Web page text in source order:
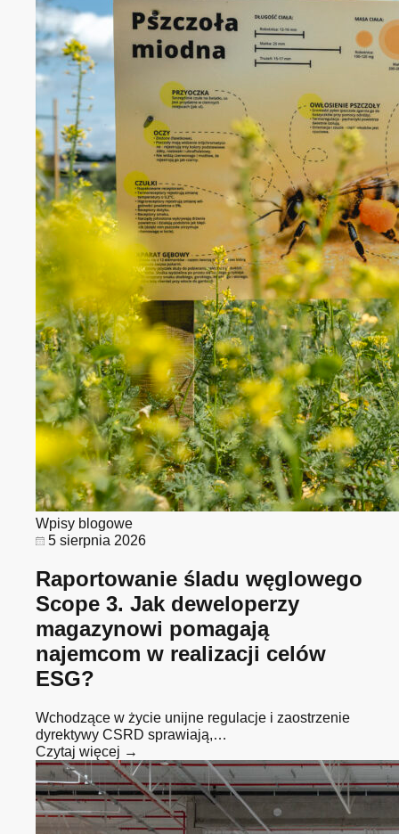
Wpisy blogowe
5 sierpnia 2026
Raportowanie śladu węglowego
Scope 3. Jak deweloperzy
magazynowi pomagają
najemcom w realizacji celów
ESG?
Wchodzące w życie unijne regulacje i zaostrzenie
dyrektywy CSRD sprawiają,…
Czytaj więcej →